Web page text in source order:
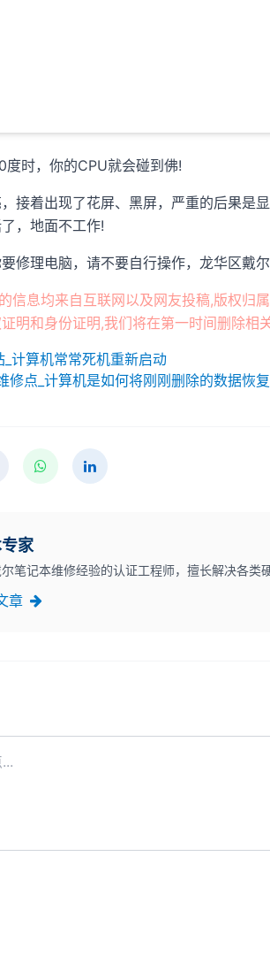
时，你的CPU就会碰到佛!
接着出现了花屏、黑屏，严重的后果是
，地面不工作!
修理电脑，请不要自行操作，龙华区戴
信息均来自互联网以及网友投稿,版权归
明和身份证明,我们将在第一时间删除相
计算机常常死机重新启动
修点_计算机是如何将刚刚删除的数据恢
家
笔记本维修经验的认证工程师，擅长解决各类
章